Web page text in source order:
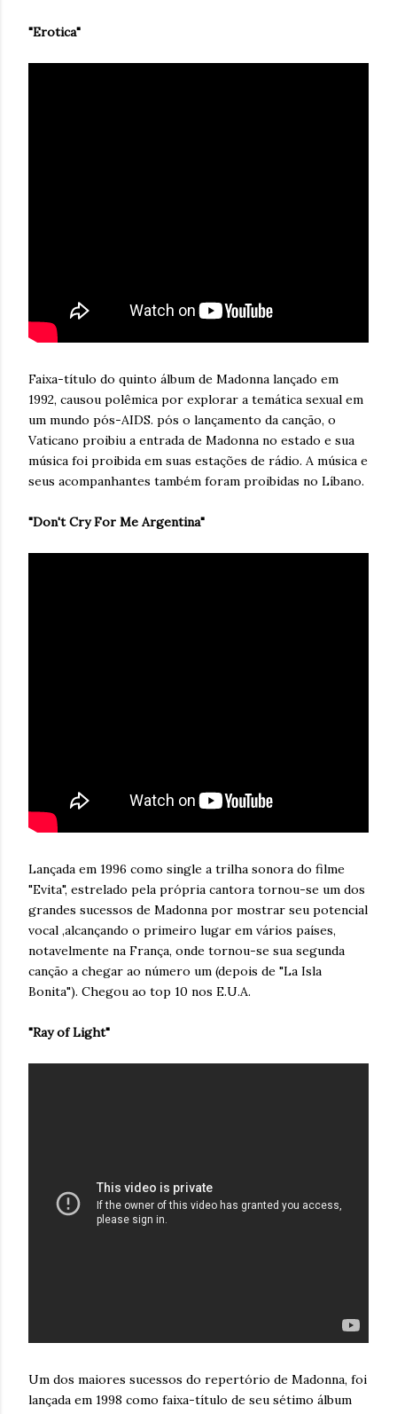
"Erotica"
Faixa-título do quinto álbum de Madonna lançado em
1992, causou polêmica por explorar a temática sexual em
um mundo pós-AIDS. pós o lançamento da canção, o
Vaticano proibiu a entrada de Madonna no estado e sua
música foi proibida em suas estações de rádio. A música e
seus acompanhantes também foram proibidas no Líbano.
"Don't Cry For Me Argentina"
Lançada em 1996 como single a trilha sonora do filme
"Evita", estrelado pela própria cantora tornou-se um dos
grandes sucessos de Madonna por mostrar seu potencial
vocal ,alcançando o primeiro lugar em vários países,
notavelmente na França, onde tornou-se sua segunda
canção a chegar ao número um (depois de "La Isla
Bonita"). Chegou ao top 10 nos E.U.A.
"Ray of Light"
Um dos maiores sucessos do repertório de Madonna, foi
lançada em 1998 como faixa-título de seu sétimo álbum